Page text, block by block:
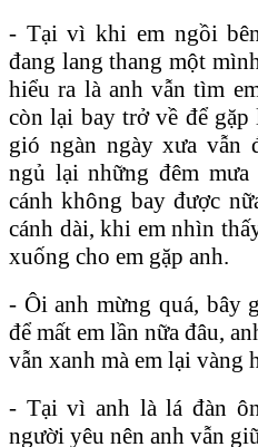
- Tại vì khi em ngồi
đang lang thang một
hiểu ra là anh vẫn tìm
còn lại bay trở về để
gió ngàn ngày xưa vẫn
ngủ lại những đêm
cánh không bay được
cánh dài, khi em nhìn
xuống cho em gặp anh.
- Ôi anh mừng quá, bây
để mất em lần nữa đâu,
vẫn xanh mà em lại vàng
- Tại vì anh là lá đàn
người yêu nên anh vẫn